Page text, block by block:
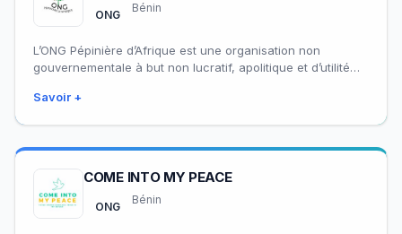
ONG
Bénin
L’ONG Pépinière d’Afrique est une organisation non
gouvernementale à but non lucratif, apolitique et d’utilité
Savoir +
COME INTO MY PEACE
ONG
Bénin